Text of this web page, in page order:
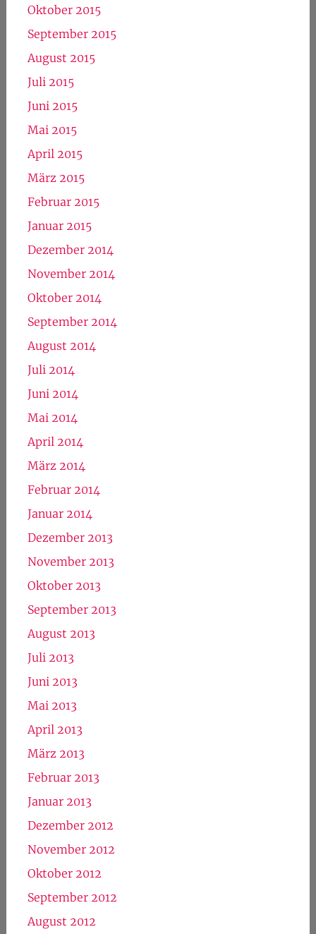
Oktober 2015
September 2015
August 2015
Juli 2015
Juni 2015
Mai 2015
April 2015
März 2015
Februar 2015
Januar 2015
Dezember 2014
November 2014
Oktober 2014
September 2014
August 2014
Juli 2014
Juni 2014
Mai 2014
April 2014
März 2014
Februar 2014
Januar 2014
Dezember 2013
November 2013
Oktober 2013
September 2013
August 2013
Juli 2013
Juni 2013
Mai 2013
April 2013
März 2013
Februar 2013
Januar 2013
Dezember 2012
November 2012
Oktober 2012
September 2012
August 2012